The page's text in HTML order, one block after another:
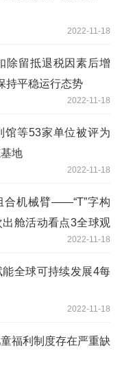
2022-11-18
除留抵退税因素后增
持平稳运行态势
2022-11-18
馆等53家单位被评为
地
2022-11-18
合机械臂——“T”字构
舱活动看点3全球观
2022-11-18
全球可持续发展4每
2022-11-18
福利制度存在严重缺